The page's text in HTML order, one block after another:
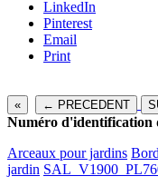
LinkedIn
Pinterest
Email
Print
« ← PRECEDENT
Numéro d'identification
Arceaux pour jardins
jardin